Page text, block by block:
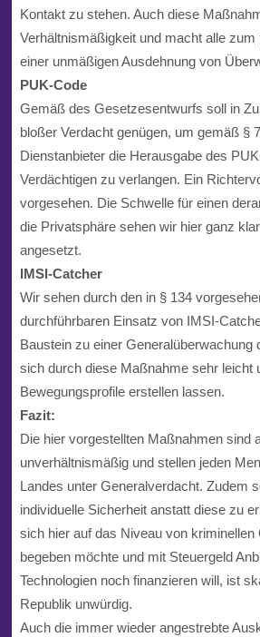
Kontakt zu stehen. Auch diese
Verhältnismäßigkeit und macht alle zum
einer unmäßigen Ausdehnung von
PUK-Code
Gemäß des Gesetzesentwurfs soll in
bloßer Verdacht genügen, um gemäß §
Dienstanbieter die Herausgabe des
Verdächtigen zu verlangen. Ein
vorgesehen. Die Schwelle für einen
die Privatsphäre sehen wir hier ganz
angesetzt.
IMSI-Catcher
Wir sehen durch den in § 134
durchführbaren Einsatz von IMSI-
Baustein zu einer Generalüberwachung
sich durch diese Maßnahme sehr leicht
Bewegungsprofile erstellen lassen.
Fazit:
Die hier vorgestellten Maßnahmen sind
unverhältnismäßig und stellen jeden
Landes unter Generalverdacht. Zudem
individuelle Sicherheit anstatt diese zu
sich hier auf das Niveau von kriminellen
begeben möchte und mit Steuergeld
Technologien noch finanzieren will, ist
Republik unwürdig.
Auch die immer wieder angestrebte